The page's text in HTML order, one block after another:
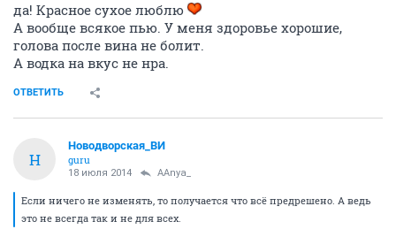
да! Красное сухое люблю
А вообще всякое пью. У меня здоровье хорошие,
голова после вина не болит.
А водка на вкус не нра.
ОТВЕТИТЬ
Н
Новодворcкая_ВИ
guru
18 июля 2014 AAnya_
Если ничего не изменять, то получается что всё предрешено. А ведь
это не всегда так и не для всех.